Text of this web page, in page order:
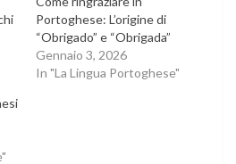
Portoghese: L’origine di
“Obrigado” e “Obrigada”
Gennaio 3, 2026
In "La Lingua Portoghese"